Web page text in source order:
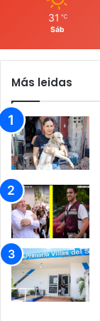
31 ℃
Sáb
Más leidas